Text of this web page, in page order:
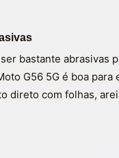
bastante abrasivas
G56 5G é boa
direto com folhas,